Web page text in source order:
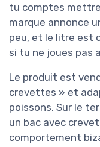
tu comptes
marque annonce
peu, et le litre est
si tu ne joues pas
Le produit est
crevettes » et
poissons. Sur le
un bac avec
comportement